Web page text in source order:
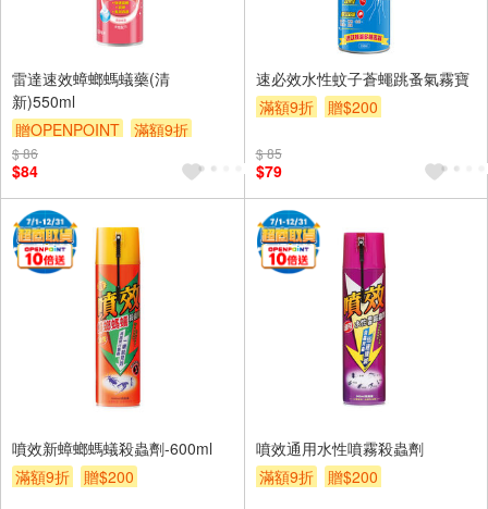
雷達速效蟑螂螞蟻藥(清
新)550ml
贈OPENPOINT
滿額9折
贈$200
$ 86
$84
速必效水性蚊子蒼蠅跳蚤氣霧寶
滿額9折
贈$200
$ 85
$79
噴效新蟑螂螞蟻殺蟲劑-600ml
滿額9折
贈$200
噴效通用水性噴霧殺蟲劑
滿額9折
贈$200